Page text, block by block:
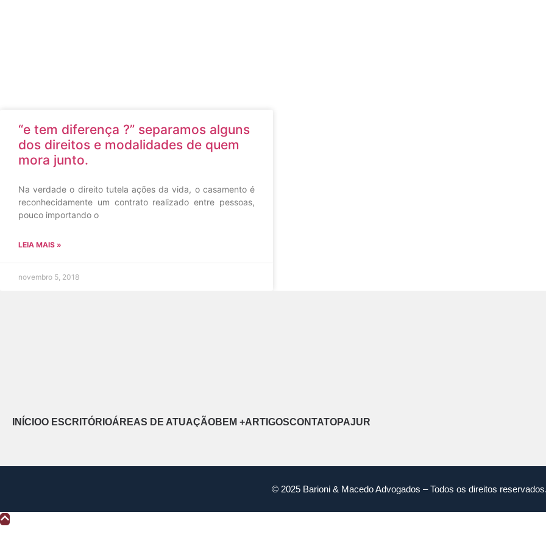
“e tem diferença ?” separamos alguns
dos direitos e modalidades de quem
mora junto.
Na verdade o direito tutela ações da vida, o casamento é
reconhecidamente um contrato realizado entre pessoas,
pouco importando o
LEIA MAIS »
novembro 5, 2018
INÍCIOO ESCRITÓRIOÁREAS DE ATUAÇÃOBEM +ARTIGOSCONTATOPAJUR
© 2025 Barioni & Macedo Advogados – Todos os direitos